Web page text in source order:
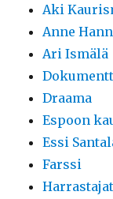
Aki
Anne
Ari Ismälä
Draama
Espoon
Essi
Farssi